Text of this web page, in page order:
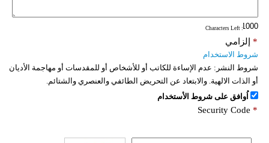
: Characters Left
إلزامي *
شروط الاستخدام
شروط النشر: عدم الإساءة للكاتب أو للأشخاص أو للمقدسات أو مهاجمة الأديان
أو الذات الالهية. والابتعاد عن التحريض الطائفي والعنصري والشتائم.
اُوافق على شروط الأستخدام
Security Code *